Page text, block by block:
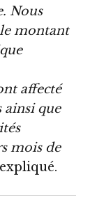
Nous
montant
affecté
ainsi que
mois de